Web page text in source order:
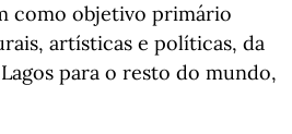
como objetivo primário
artísticas e políticas, da
para o resto do mundo,